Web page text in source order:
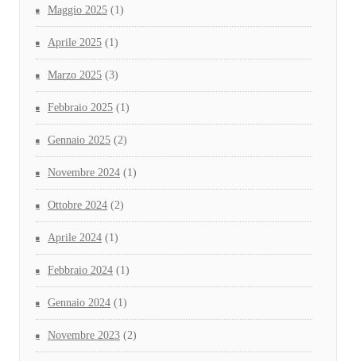
Maggio 2025 (1)
Aprile 2025 (1)
Marzo 2025 (3)
Febbraio 2025 (1)
Gennaio 2025 (2)
Novembre 2024 (1)
Ottobre 2024 (2)
Aprile 2024 (1)
Febbraio 2024 (1)
Gennaio 2024 (1)
Novembre 2023 (2)